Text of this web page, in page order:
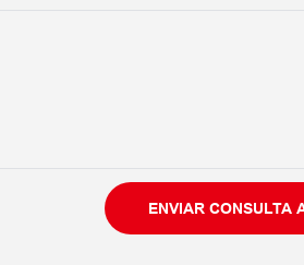
ENVIAR CONSULTA